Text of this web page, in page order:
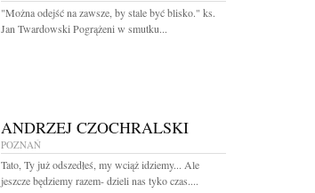
"Można odejść na zawsze, by stale być blisko." ks.
Jan Twardowski Pogrążeni w smutku...
ANDRZEJ CZOCHRALSKI
POZNAŃ
Tato, Ty już odszedłeś, my wciąż idziemy... Ale
jeszcze będziemy razem- dzieli nas tyko czas....